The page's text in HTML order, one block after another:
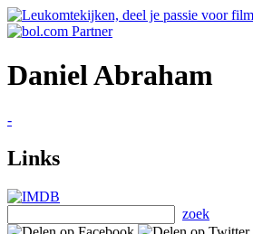
Daniel Abraham
-
Links
zoek